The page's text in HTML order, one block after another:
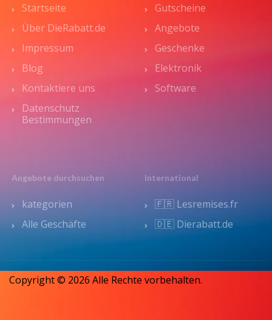
Startseite
Über DieRabatt.de
Impressum
Blog
Kontaktiere uns
Datenschutz
Bestimmungen
Gutscheine
Angebote
Geschenke
Elektronik
Software
Angebote durchsuchen
kategorien
Alle Geschäfte
International
🇫🇷 Lesremises.fr
🇩🇪 Dierabatt.de
Copyright © 2026 Alle Rechte vorbehalten.